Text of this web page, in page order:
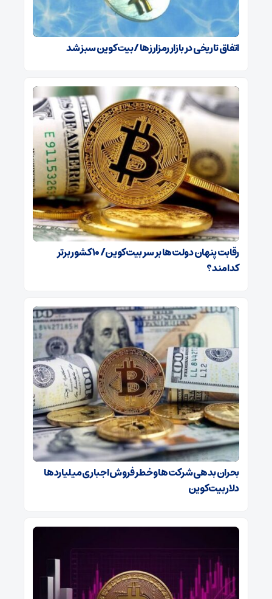
اتفاق تاریخی در بازار رمزارزها / بیت‌کوین سبز شد
رقابت پنهان دولت‌ها بر سر بیت‌کوین/ ۱۰ کشور برتر
کدامند؟
بحران بدهی شرکت‌ها و خطر فروش اجباری میلیاردها
دلار بیت‌کوین